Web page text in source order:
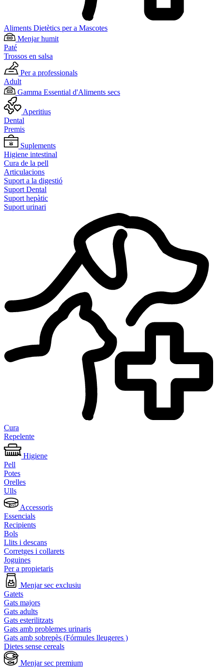
Aliments Dietètics per a Mascotes
Menjar humit
Paté
Trossos en salsa
Per a professionals
Adult
Gamma Essential d'Aliments secs
Aperitius
Dental
Premis
Suplements
Higiene intestinal
Cura de la pell
Articulacions
Suport a la digestió
Suport Dental
Suport hepàtic
Suport urinari
Cura
Repelente
Higiene
Pell
Potes
Orelles
Ulls
Accessoris
Essencials
Recipients
Bols
Llits i descans
Corretges i collarets
Joguines
Per a propietaris
Menjar sec exclusiu
Gatets
Gats majors
Gats adults
Gats esterilitzats
Gats amb problemes urinaris
Gats amb sobrepès (Fórmules lleugeres )
Dietes sense cereals
Menjar sec premium